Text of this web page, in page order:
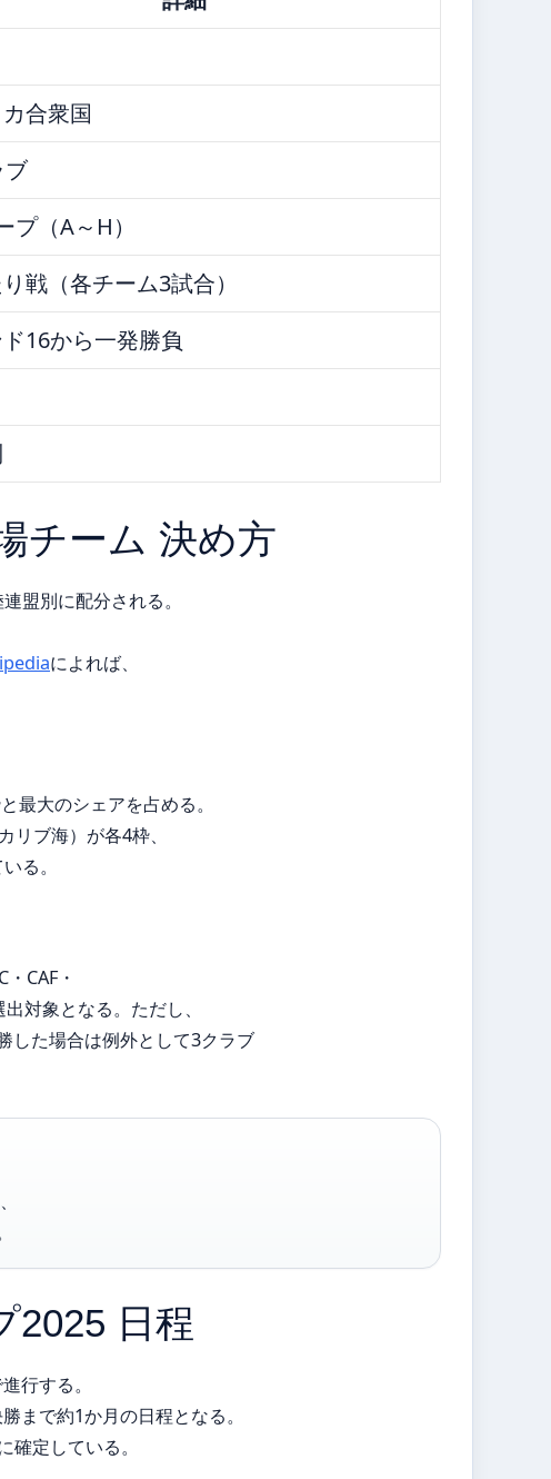
合衆国
ブ
プ（A～H）
戦（各チーム3試合）
16から一発勝負
チーム 決め方
盟別に配分される。
によれば、
最大のシェアを占める。
リブ海）が各4枠、
る。
CAF・
対象となる。ただし、
した場合は例外として3クラブ
2025 日程
行する。
まで約1か月の日程となる。
定している。